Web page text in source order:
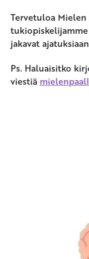
Tervetuloa
jakavat
Ps. Haluaisitko
viestiä